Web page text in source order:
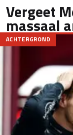
Vergeet
massaal
ACHTERGROND